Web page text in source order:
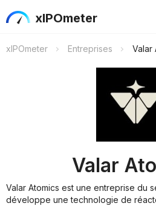
xIPOmeter
xIPOmeter Entreprises Valar
Valar
Valar Atomics est une entreprise du
développe une technologie de